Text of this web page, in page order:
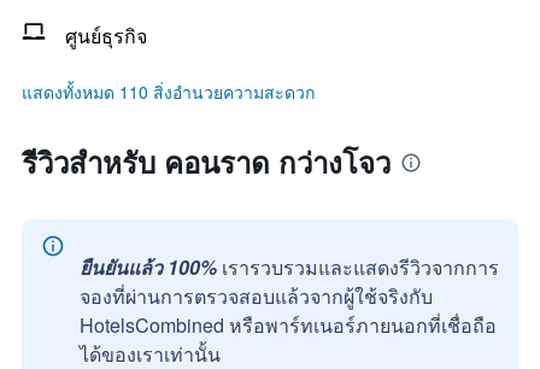
ศูนย์ธุรกิจ
แสดงทั้งหมด 110 สิ่งอำนวยความสะดวก
รีวิวสำหรับ คอนราด กว่างโจว
ยืนยันแล้ว 100% เรารวบรวมและแสดงรีวิวจากการ
จองที่ผ่านการตรวจสอบแล้วจากผู้ใช้จริงกับ
HotelsCombined หรือพาร์ทเนอร์ภายนอกที่เชื่อถือ
ได้ของเราเท่านั้น